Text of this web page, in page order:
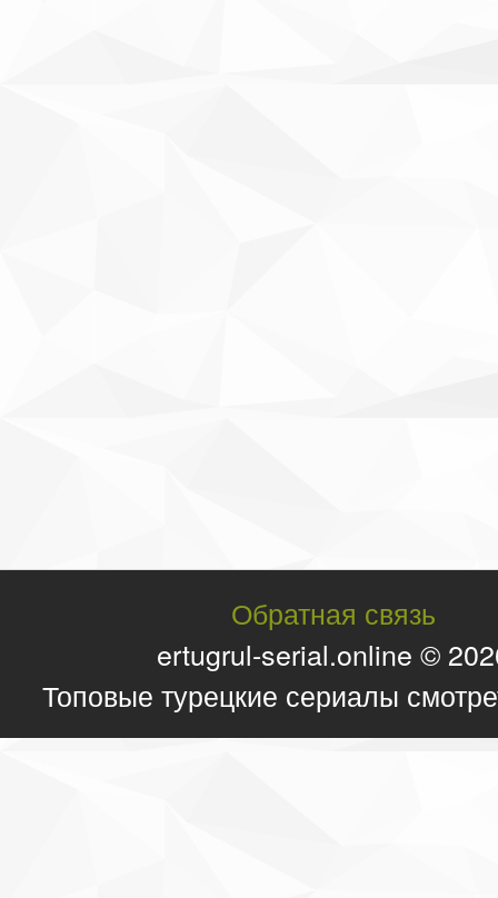
Обратная связь
ertugrul-serial.online ©
Топовые турецкие сериалы